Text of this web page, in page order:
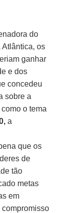
do
Atlântica, os
ganhar
e dos
concedeu
sobre a
o tema
a
que os
de
tão
metas
em